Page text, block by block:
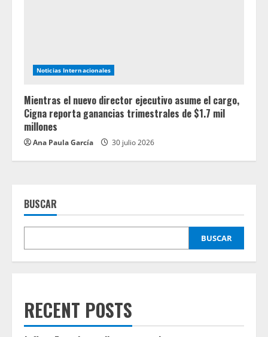
Noticias Internacionales
Mientras el nuevo director ejecutivo asume el cargo,
Cigna reporta ganancias trimestrales de $1.7 mil
millones
Ana Paula García 30 julio 2026
BUSCAR
BUSCAR
RECENT POSTS